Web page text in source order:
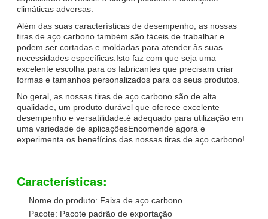
climáticas adversas.
Além das suas características de desempenho, as nossas
tiras de aço carbono também são fáceis de trabalhar e
podem ser cortadas e moldadas para atender às suas
necessidades específicas.Isto faz com que seja uma
excelente escolha para os fabricantes que precisam criar
formas e tamanhos personalizados para os seus produtos.
No geral, as nossas tiras de aço carbono são de alta
qualidade, um produto durável que oferece excelente
desempenho e versatilidade.é adequado para utilização em
uma variedade de aplicaçõesEncomende agora e
experimenta os benefícios das nossas tiras de aço carbono!
Características:
Nome do produto: Faixa de aço carbono
Pacote: Pacote padrão de exportação